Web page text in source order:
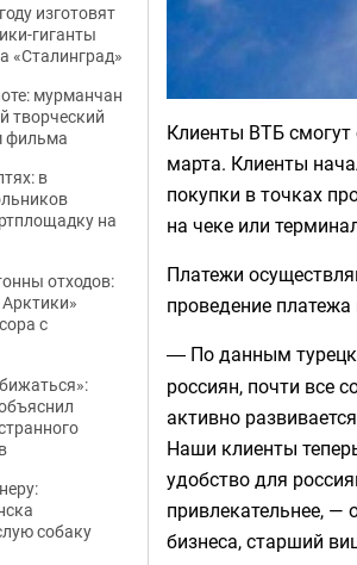
Клиенты ВТБ смогут
марта. Клиенты
покупки в точках
на чеке или
Платежи
проведение
— По данным
россиян, почти все
активно
Наши клиенты
удобство для
привлекательнее, —
бизнеса, старший
изготовят
гиганты
«Сталинград»
мурманчан
творческий
фильма
в
на
отходов:
с
собаку